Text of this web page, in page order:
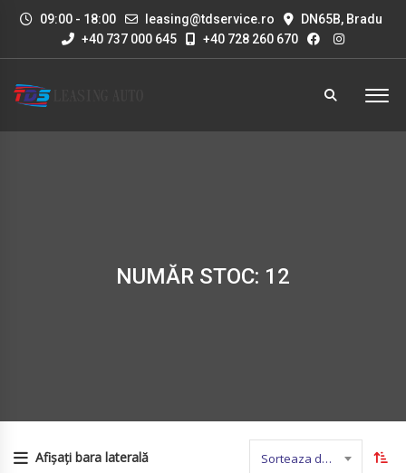
09:00 - 18:00 leasing@tdservice.ro
DN65B, Bradu
+40 737 000 645
+40 728 260 670
NUMĂR STOC: 12
Afișați bara laterală Sorteaza dupa nume